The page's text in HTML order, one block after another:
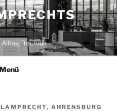
Technik
Menü
AHRENSBURG